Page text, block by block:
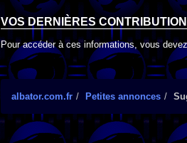
VOS DERNIÈRES
Pour accéder à ces informations, vous
albator.com.fr Petites annonces